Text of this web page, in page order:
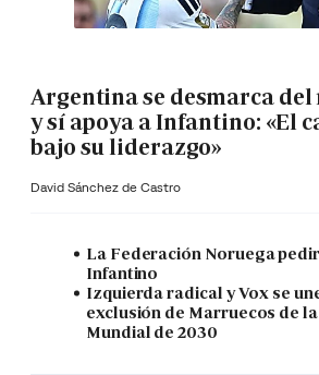
Argentina se desmarca
y sí apoya a Infantino: «El
bajo su liderazgo»
David Sánchez de Castro
La Federación Noruega
Infantino
Izquierda radical y Vox se
exclusión de Marruecos de
Mundial de 2030